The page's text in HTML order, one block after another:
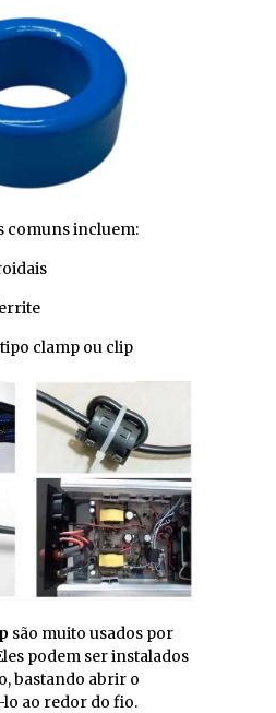
comuns incluem:
clamp ou clip
são muito usados por
podem ser instalados
bastando abrir o
ao redor do fio.